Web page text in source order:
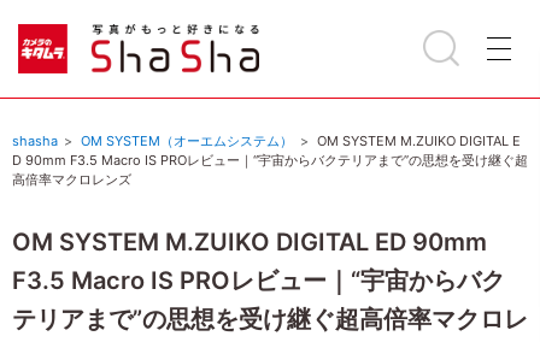
shasha OM SYSTEM（オーエムシステム）
OM SYSTEM M.ZUIKO DIGITAL E
D 90mm F3.5 Macro IS PROレビュー｜“宇宙からバクテリアまで”の思想を受け継ぐ超
高倍率マクロレンズ
OM SYSTEM M.ZUIKO DIGITAL ED 90mm
F3.5 Macro IS PROレビュー｜“宇宙からバク
テリアまで”の思想を受け継ぐ超高倍率マクロレ